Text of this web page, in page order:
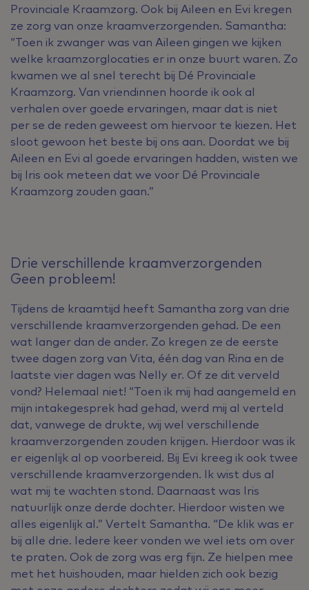
Provinciale Kraamzorg. Ook bij Aileen en Evi kregen
ze zorg van onze kraamverzorgenden. Samantha:
“Toen ik zwanger was van Aileen gingen we kijken
welke kraamzorglocaties er in onze buurt waren. Zo
kwamen we al snel terecht bij Dé Provinciale
Kraamzorg. Van vriendinnen hoorde ik ook al
verhalen over goede ervaringen, maar dat is niet
per se de reden geweest om hiervoor te kiezen. Het
sloot gewoon het beste bij ons aan. Doordat we bij
Aileen en Evi al goede ervaringen hadden, wisten we
bij Iris ook meteen dat we voor Dé Provinciale
Kraamzorg zouden gaan.”
Drie verschillende kraamverzorgenden
Geen probleem!
Tijdens de kraamtijd heeft Samantha zorg van drie
verschillende kraamverzorgenden gehad. De een
wat langer dan de ander. Zo kregen ze de eerste
twee dagen zorg van Vita, één dag van Rina en de
laatste vier dagen was Nelly er. Of ze dit verveld
vond? Helemaal niet! “Toen ik mij had aangemeld en
mijn intakegesprek had gehad, werd mij al verteld
dat, vanwege de drukte, wij wel verschillende
kraamverzorgenden zouden krijgen. Hierdoor was ik
er eigenlijk al op voorbereid. Bij Evi kreeg ik ook twee
verschillende kraamverzorgenden. Ik wist dus al
wat mij te wachten stond. Daarnaast was Iris
natuurlijk onze derde dochter. Hierdoor wisten we
alles eigenlijk al.” Vertelt Samantha. “De klik was er
bij alle drie. Iedere keer vonden we wel iets om over
te praten. Ook de zorg was erg fijn. Ze hielpen mee
met het huishouden, maar hielden zich ook bezig